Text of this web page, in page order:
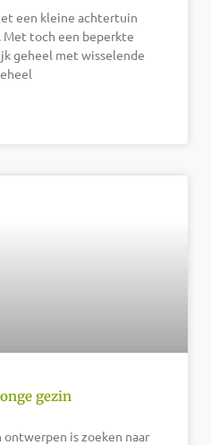
een kleine achtertuin
toch een beperkte
geheel met wisselende
gezin
is zoeken naar